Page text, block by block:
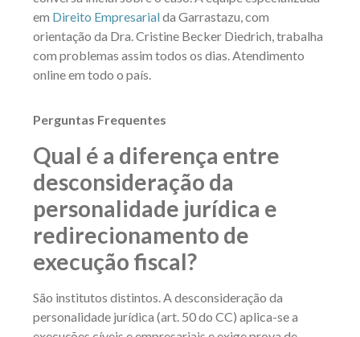
em Direito Empresarialda Garrastazu, com
orientação da Dra. Cristine Becker Diedrich, trabalha
com problemas assim todos os dias. Atendimento
online em todo o país.
Perguntas Frequentes
Qual é a diferença entre
desconsideração da
personalidade jurídica e
redirecionamento de
execução fiscal?
São institutos distintos. A desconsideração da
personalidade jurídica (art. 50 do CC) aplica-se a